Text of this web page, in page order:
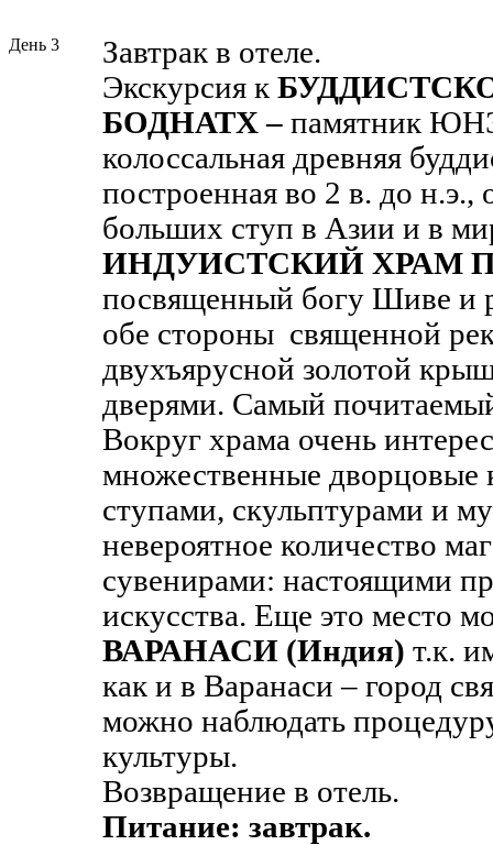
День 3
Завтрак в отеле.
Экскурсия к
БОДНАТХ– памятник
колоссальная древняя
построенная во 2 в. до н.э.,
больших ступ в Азии и в
ИНДУИСТСКИЙ ХРАМ
посвященный богу Шиве и
обе стороны священной
двухъярусной золотой
дверями. Самый
Вокруг храма очень
множественные дворцовые
ступами, скульптурами и
невероятное количество
сувенирами: настоящими
искусства. Еще это место
ВАРАНАСИ (Индия) т.к.
как и в Варанаси– город
можно наблюдать
культуры.
Возвращение в отель.
Питание: завтрак.